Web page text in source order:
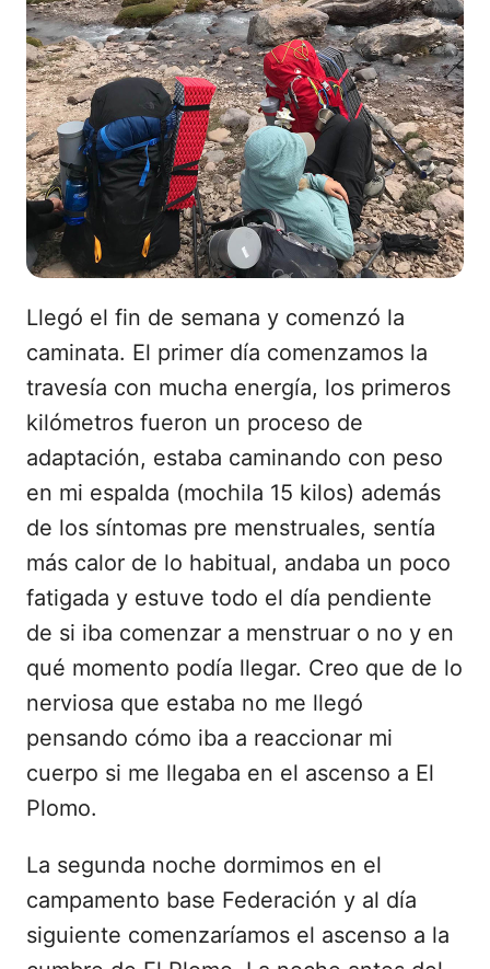
Llegó el fin de semana y comenzó la
caminata. El primer día comenzamos la
travesía con mucha energía, los primeros
kilómetros fueron un proceso de
adaptación, estaba caminando con peso
en mi espalda (mochila 15 kilos) además
de los síntomas pre menstruales, sentía
más calor de lo habitual, andaba un poco
fatigada y estuve todo el día pendiente
de si iba comenzar a menstruar o no y en
qué momento podía llegar. Creo que de lo
nerviosa que estaba no me llegó
pensando cómo iba a reaccionar mi
cuerpo si me llegaba en el ascenso a El
Plomo.
La segunda noche dormimos en el
campamento base Federación y al día
siguiente comenzaríamos el ascenso a la